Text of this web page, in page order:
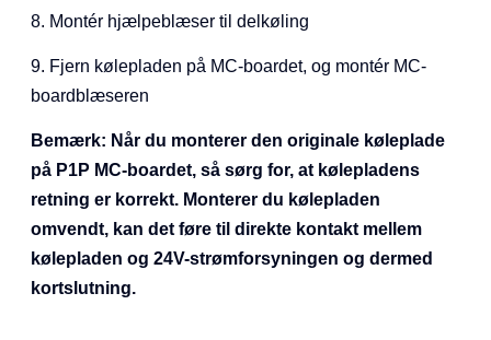
8. Montér hjælpeblæser til delkøling
9. Fjern kølepladen på MC-boardet, og montér MC-
boardblæseren
Bemærk: Når du monterer den originale køleplade
på P1P MC-boardet, så sørg for, at kølepladens
retning er korrekt. Monterer du kølepladen
omvendt, kan det føre til direkte kontakt mellem
kølepladen og 24V-strømforsyningen og dermed
kortslutning.